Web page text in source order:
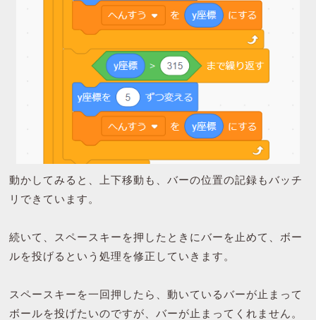
動かしてみると、上下移動も、バーの位置の記録もバッチ
リできています。
続いて、スペースキーを押したときにバーを止めて、ボー
ルを投げるという処理を修正していきます。
スペースキーを一回押したら、動いているバーが止まって
ボールを投げたいのですが、バーが止まってくれません。